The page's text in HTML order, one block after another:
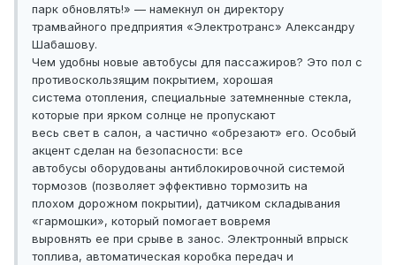
парк обновлять!» — намекнул он директору
трамвайного предприятия «Электротранс» Александру
Шабашову.
Чем удобны новые автобусы для пассажиров? Это пол с
противоскользящим покрытием, хорошая
система отопления, специальные затемненные стекла,
которые при ярком солнце не пропускают
весь свет в салон, а частично «обрезают» его. Особый
акцент сделан на безопасности: все
автобусы оборудованы антиблокировочной системой
тормозов (позволяет эффективно тормозить на
плохом дорожном покрытии), датчиком складывания
«гармошки», который помогает вовремя
выровнять ее при срыве в занос. Электронный впрыск
топлива, автоматическая коробка передач и